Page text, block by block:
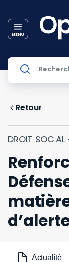
Retour
DROIT
Actualité